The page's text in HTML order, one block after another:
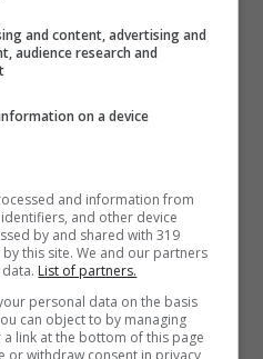
anche il Retinolo e
lasciano la pelle più
visibilmente
di aminoacidi, i
and content, advertising and
audience research and
on a device
and information from
and other device
by and shared with 319
this site. We and our partners
List of partners.
personal data on the basis
can object to by managing
link at the bottom of this page
or withdraw consent in privacy